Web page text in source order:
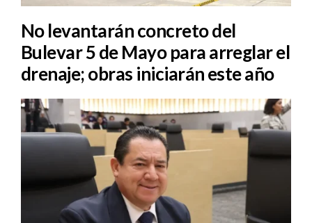
No levantarán concreto del
Bulevar 5 de Mayo para arreglar el
drenaje; obras iniciarán este año